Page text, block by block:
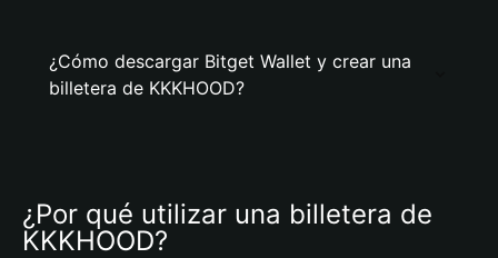
¿Cómo descargar Bitget Wallet y crear una
billetera de KKKHOOD?
¿Por qué utilizar una billetera de
KKKHOOD?